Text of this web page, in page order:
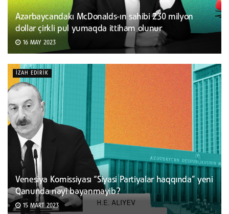
Azərbaycandakı McDonalds-ın sahibi 230 milyon
dollar çirkli pul yumaqda ittiham olunur
16 MAY 2023
İZAH EDIRIK
Venesiya Komissiyası “Siyasi Partiyalar haqqında” yeni
Qanunda nəyi bəyənməyib?
15 MART 2023